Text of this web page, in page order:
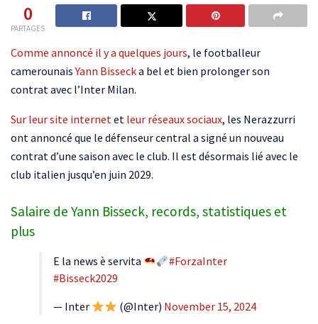
0
PARTAGES
Comme annoncé il y a quelques jours, le footballeur
camerounaisYann Bissecka bel et bien prolonger son
contrat avec l’Inter Milan.
Sur leur site internet et leur réseaux sociaux, les Nerazzurri
ont annoncé que le défenseur central a signé un nouveau
contrat d’une saison avec le club. Il est désormais lié avec le
club italien jusqu’en juin 2029.
Salaire de Yann Bisseck, records, statistiques et
plus
E la news è servita
#ForzaInter
#Bisseck2029
— Inter
(@Inter) November 15, 2024